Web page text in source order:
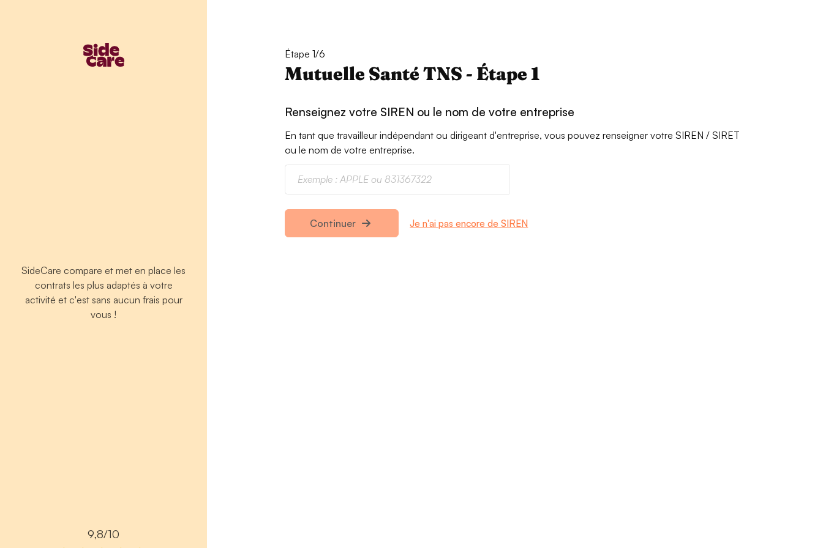
SideCare compare et met en place les
contrats les plus adaptés à votre
activité et c'est sans aucun frais pour
vous !
9,8/10
Étape 1/6
Mutuelle Santé TNS - Étape 1
Renseignez votre SIREN ou le nom de votre entreprise
En tant que travailleur indépendant ou dirigeant d'entreprise, vous pouvez renseigner votre SIREN / SIRET
ou le nom de votre entreprise.
Continuer Je n'ai pas encore de SIREN